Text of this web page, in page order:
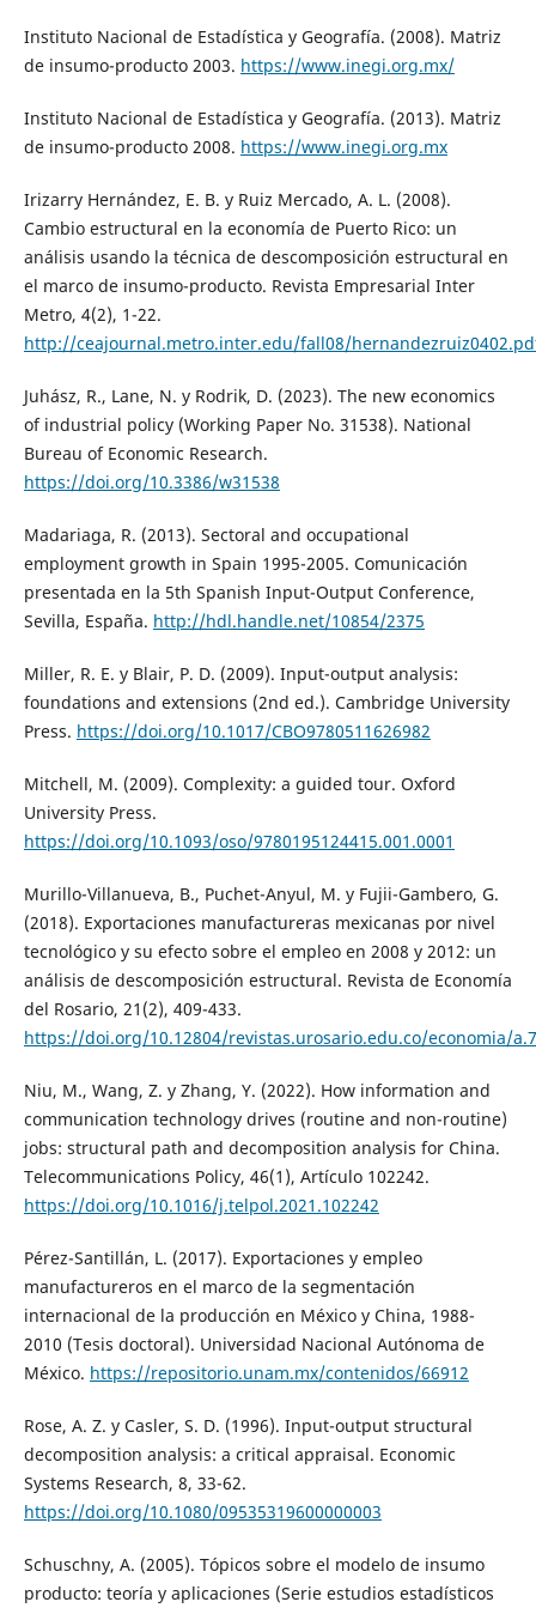
Instituto Nacional de Estadística y Geografía. (2008). Matriz
de insumo-producto 2003. https://www.inegi.org.mx/
Instituto Nacional de Estadística y Geografía. (2013). Matriz
de insumo-producto 2008. https://www.inegi.org.mx
Irizarry Hernández, E. B. y Ruiz Mercado, A. L. (2008).
Cambio estructural en la economía de Puerto Rico: un
análisis usando la técnica de descomposición estructural en
el marco de insumo-producto. Revista Empresarial Inter
Metro, 4(2), 1-22.
http://ceajournal.metro.inter.edu/fall08/
Juhász, R., Lane, N. y Rodrik, D. (2023). The new economics
of industrial policy (Working Paper No. 31538). National
Bureau of Economic Research.
https://doi.org/10.3386/w31538
Madariaga, R. (2013). Sectoral and occupational
employment growth in Spain 1995-2005. Comunicación
presentada en la 5th Spanish Input-Output Conference,
Sevilla, España. http://hdl.handle.net/10854/2375
Miller, R. E. y Blair, P. D. (2009). Input-output analysis:
foundations and extensions (2nd ed.). Cambridge University
Press. https://doi.org/10.1017/CBO9780511626982
Mitchell, M. (2009). Complexity: a guided tour. Oxford
University Press.
https://doi.org/10.1093/oso/9780195124415.001.0001
Murillo-Villanueva, B., Puchet-Anyul, M. y Fujii-Gambero, G.
(2018). Exportaciones manufactureras mexicanas por nivel
tecnológico y su efecto sobre el empleo en 2008 y 2012: un
análisis de descomposición estructural. Revista de Economía
del Rosario, 21(2), 409-433.
https://doi.org/10.12804/revistas.urosario.edu.co/economia/
Niu, M., Wang, Z. y Zhang, Y. (2022). How information and
communication technology drives (routine and non-routine)
jobs: structural path and decomposition analysis for China.
Telecommunications Policy, 46(1), Artículo 102242.
https://doi.org/10.1016/j.telpol.2021.102242
Pérez-Santillán, L. (2017). Exportaciones y empleo
manufactureros en el marco de la segmentación
internacional de la producción en México y China, 1988-
2010 (Tesis doctoral). Universidad Nacional Autónoma de
México. https://repositorio.unam.mx/contenidos/66912
Rose, A. Z. y Casler, S. D. (1996). Input-output structural
decomposition analysis: a critical appraisal. Economic
Systems Research, 8, 33-62.
https://doi.org/10.1080/09535319600000003
Schuschny, A. (2005). Tópicos sobre el modelo de insumo
producto: teoría y aplicaciones (Serie estudios estadísticos